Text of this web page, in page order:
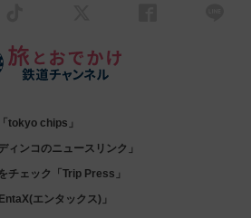
tokyo chips」
ィンコのニュースリンク」
チェック「Trip Press」
エンタックス)」